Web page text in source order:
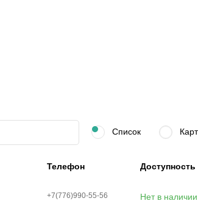
Список
Телефон Доступность
+7(776)990-55-56 Нет в наличии